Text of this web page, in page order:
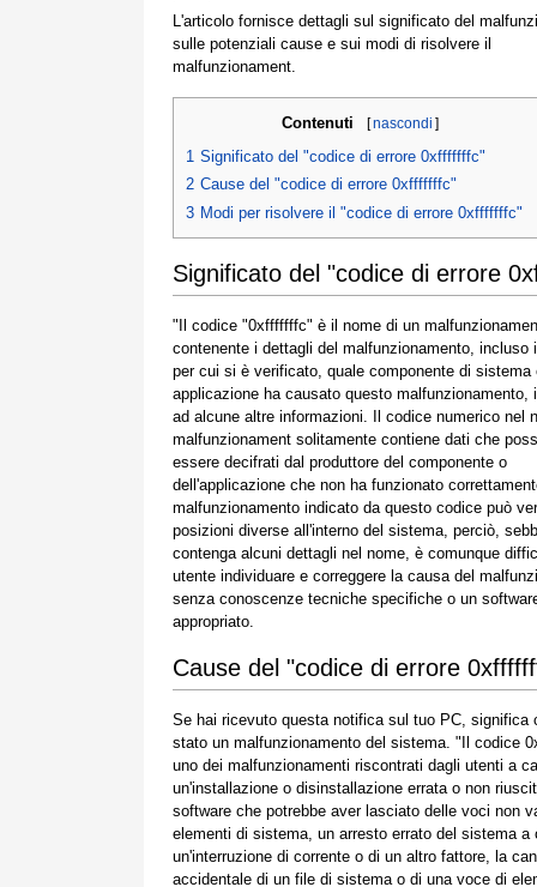
L'articolo fornisce dettagli sul significato del
sulle potenziali cause e sui modi di risolvere il
malfunzionament.
Contenuti [nascondi ]
1 Significato del "codice di errore 0xfffffffc"
2 Cause del "codice di errore 0xfffffffc"
3 Modi per risolvere il "codice di errore 0xfffffffc"
Significato del "codice di errore
"Il codice "0xfffffffc" è il nome di un
contenente i dettagli del malfunzionamento, incluso
per cui si è verificato, quale componente di sistema
applicazione ha causato questo malfunzionamento,
ad alcune altre informazioni. Il codice numerico nel
malfunzionament solitamente contiene dati che
essere decifrati dal produttore del componente o
dell'applicazione che non ha funzionato
malfunzionamento indicato da questo codice può
posizioni diverse all'interno del sistema, perciò,
contenga alcuni dettagli nel nome, è comunque
utente individuare e correggere la causa del
senza conoscenze tecniche specifiche o un
appropriato.
Cause del "codice di errore
Se hai ricevuto questa notifica sul tuo PC, significa
stato un malfunzionamento del sistema. "Il codice
uno dei malfunzionamenti riscontrati dagli utenti a
un'installazione o disinstallazione errata o non
software che potrebbe aver lasciato delle voci non
elementi di sistema, un arresto errato del sistema a
un'interruzione di corrente o di un altro fattore, la
accidentale di un file di sistema o di una voce di